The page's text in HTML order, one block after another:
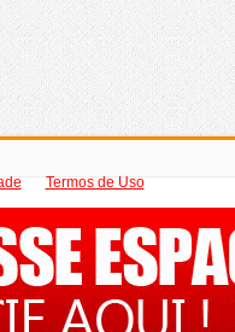
Termos de Uso